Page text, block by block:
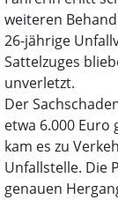
weiteren
26-jährige
Sattelzuges
unverletzt.
Der
etwa 6.000
kam es zu
Unfallstelle. Die
genauen